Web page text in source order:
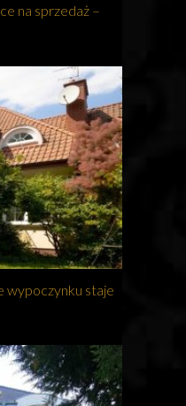
na sprzedaż –
wypoczynku staje